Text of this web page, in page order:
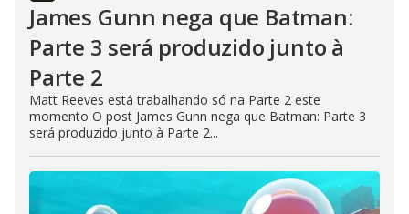
James Gunn nega que Batman:
Parte 3 será produzido junto à
Parte 2
Matt Reeves está trabalhando só na Parte 2 este
momento O post James Gunn nega que Batman: Parte 3
será produzido junto à Parte 2...